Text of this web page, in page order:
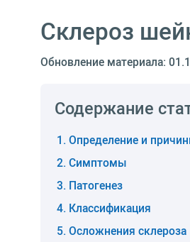
Склероз
Обновление материала:
Содержание
Определение и
Симптомы
Патогенез
Классификация
Осложнения склероза